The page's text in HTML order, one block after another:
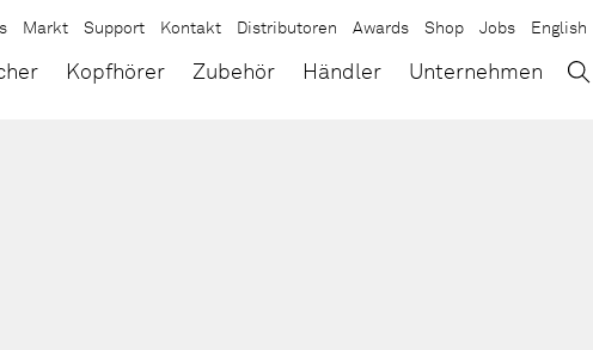
Kopfhörer Zubehör Händler Unternehmen
Markt Support Kontakt Distributoren Awards Shop Jobs English
→ ×